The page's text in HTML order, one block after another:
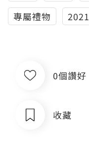
專屬禮物
2021
0個讚好
收藏